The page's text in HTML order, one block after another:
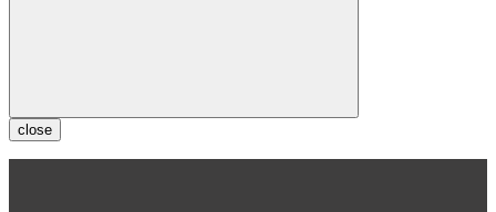
close